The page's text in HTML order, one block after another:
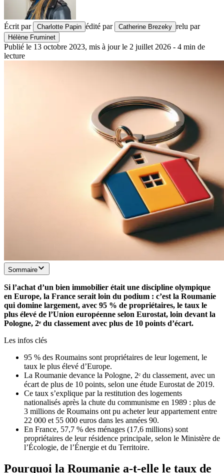
Écrit par Charlotte Papin édité par Catherine Brezeky relu par
Hélène Fruminet
Publié le 13 octobre 2023, mis à jour le 2 juillet 2026 - 4 min de
lecture
Sommaire
Si l’achat d’un bien immobilier était une discipline olympique
en Europe, la France serait loin du podium : c’est la Roumanie
qui domine largement, avec 95 % de propriétaires, le taux le
plus élevé de l’Union européenne selon Eurostat, loin devant la
Pologne, 2ᵉ du classement avec plus de 10 points d’écart.
Les infos clés
95 % des Roumains sont propriétaires de leur logement, le
taux le plus élevé d’Europe.
La Roumanie devance la Pologne, 2ᵉ du classement, avec un
écart de plus de 10 points, selon une étude Eurostat de 2019.
Ce taux s’explique par la restitution des logements
nationalisés après la chute du communisme en 1989 : plus de
3 millions de Roumains ont pu acheter leur appartement entre
22 000 et 55 000 euros dans les années 90.
En France, 57,7 % des ménages (17,6 millions) sont
propriétaires de leur résidence principale, selon le Ministère de
l’Écologie, de l’Énergie et du Territoire.
Pourquoi la Roumanie a-t-elle le taux de